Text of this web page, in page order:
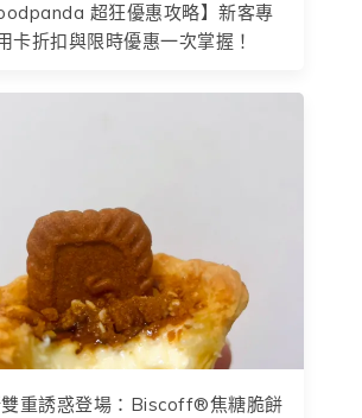
超狂優惠攻略】新客專
卡折扣與限時優惠一次掌握！
雙重誘惑登場：Biscoff®焦糖脆餅